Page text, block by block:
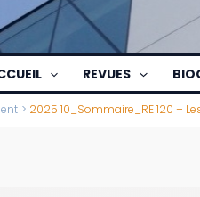
REVUES
2025 10_Sommaire_RE 120 –